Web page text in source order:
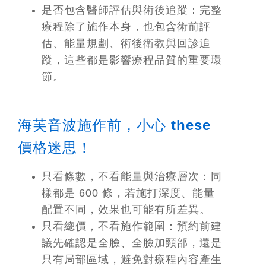
是否包含醫師評估與術後追蹤： 完整
療程除了施作本身，也包含術前評
估、能量規劃、術後衛教與回診追
蹤，這些都是影響療程品質的重要環
節。
海芙音波施作前，小心 these
價格迷思！
只看條數，不看能量與治療層次： 同
樣都是 600 條，若施打深度、能量
配置不同，效果也可能有所差異。
只看總價，不看施作範圍： 預約前建
議先確認是全臉、全臉加頸部，還是
只有局部區域，避免對療程內容產生